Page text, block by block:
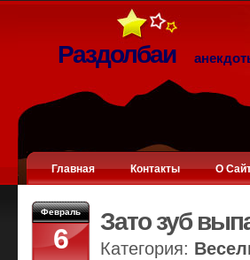
Раздолбаи
Главная Контакты О
Февраль
6
Зато зуб
Категория: